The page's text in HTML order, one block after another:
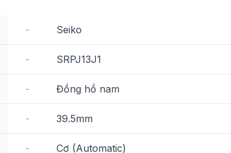
- Seiko
- SRPJ13J1
- Đồng hồ nam
- 39.5mm
- Cơ (Automatic)